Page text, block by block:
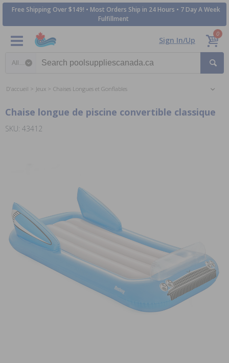
Free Shipping Over $149! • Most Orders Ship in 24 Hours • 7 Day A Week
Fulfillment
Sign In/Up
0
D'accueil Jeux Chaises Longues et Gonflables
Chaise longue de piscine convertible classique
SKU: 43412